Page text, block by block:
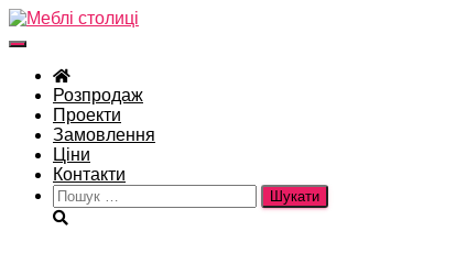
Перемкнути
навігацію
Розпродаж
Проекти
Замовлення
Ціни
Контакти
Пошук: